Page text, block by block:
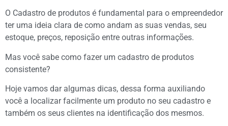
O Cadastro de produtos é fundamental para o empreendedor
ter uma ideia clara de como andam as suas vendas, seu
estoque, preços, reposição entre outras informações.
Mas você sabe como fazer um cadastro de produtos
consistente?
Hoje vamos dar algumas dicas, dessa forma auxiliando
você a localizar facilmente um produto no seu cadastro e
também os seus clientes na identificação dos mesmos.